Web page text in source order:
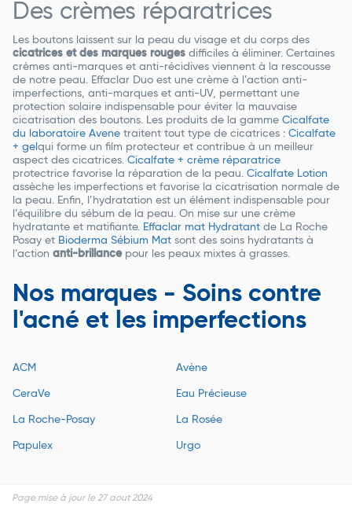
Des crèmes réparatrices
Les boutons laissent sur la peau du visage et du corps des
cicatrices et des marques rouges difficiles à éliminer. Certaines
crèmes anti-marques et anti-récidives viennent à la rescousse
de notre peau. Effaclar Duo est une crème à l’action anti-
imperfections, anti-marques et anti-UV, permettant une
protection solaire indispensable pour éviter la mauvaise
cicatrisation des boutons. Les produits de la gamme Cicalfate
du laboratoire Avene traitent tout type de cicatrices : Cicalfate
+ gel qui forme un film protecteur et contribue à un meilleur
aspect des cicatrices. Cicalfate + crème réparatrice
protectrice favorise la réparation de la peau. Cicalfate Lotion
assèche les imperfections et favorise la cicatrisation normale de
la peau. Enfin, l’hydratation est un élément indispensable pour
l’équilibre du sébum de la peau. On mise sur une crème
hydratante et matifiante. Effaclar mat Hydratant de La Roche
Posay et Bioderma Sébium Mat sont des soins hydratants à
l’action anti-brillancepour les peaux mixtes à grasses.
Nos marques - Soins contre
l'acné et les imperfections
ACM Avène
CeraVe Eau Précieuse
La Roche-Posay La Rosée
Papulex Urgo
Page mise à jour le 27 aout 2024